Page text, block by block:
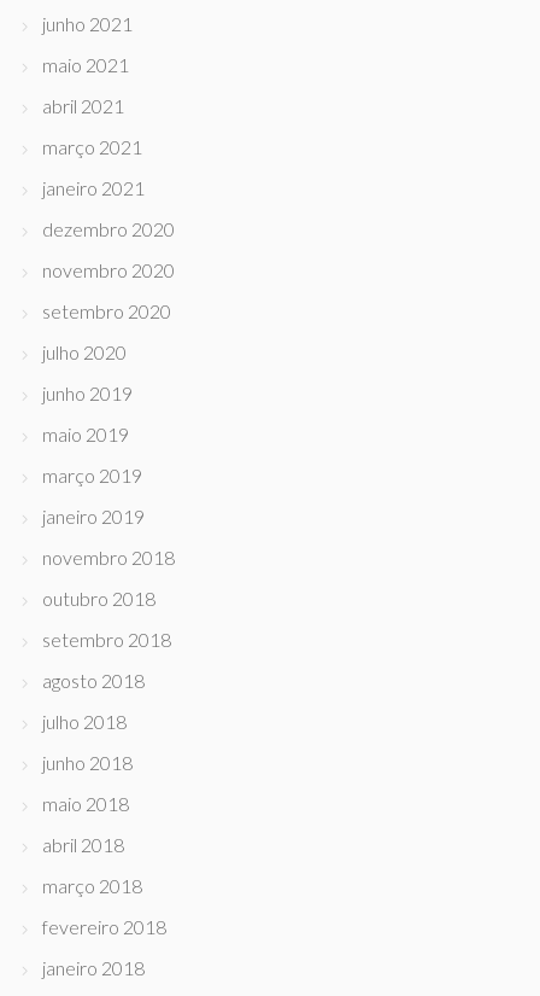
junho 2021
maio 2021
abril 2021
março 2021
janeiro 2021
dezembro 2020
novembro 2020
setembro 2020
julho 2020
junho 2019
maio 2019
março 2019
janeiro 2019
novembro 2018
outubro 2018
setembro 2018
agosto 2018
julho 2018
junho 2018
maio 2018
abril 2018
março 2018
fevereiro 2018
janeiro 2018